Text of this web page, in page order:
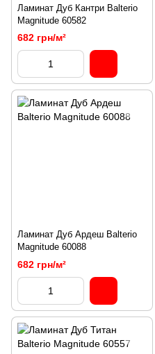
Ламинат Дуб Кантри Balterio
Magnitude 60582
682 грн/м²
Ламинат Дуб Ардеш Balterio
Magnitude 60088
682 грн/м²